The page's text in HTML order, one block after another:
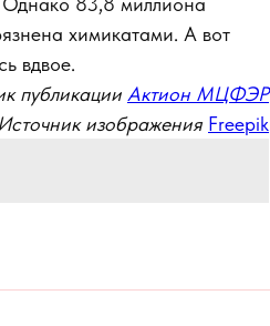
химикатами. А вот
вдвое.
публикации Актион МЦФЭР
Источник изображения Freepik